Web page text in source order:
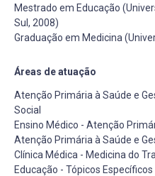
Mestrado em Educação
Sul, 2008)
Graduação em Medicina
Áreas de atuação
Atenção Primária à Saúde e
Social
Ensino Médico - Atenção
Atenção Primária à Saúde e
Clínica Médica - Medicina do
Educação - Tópicos